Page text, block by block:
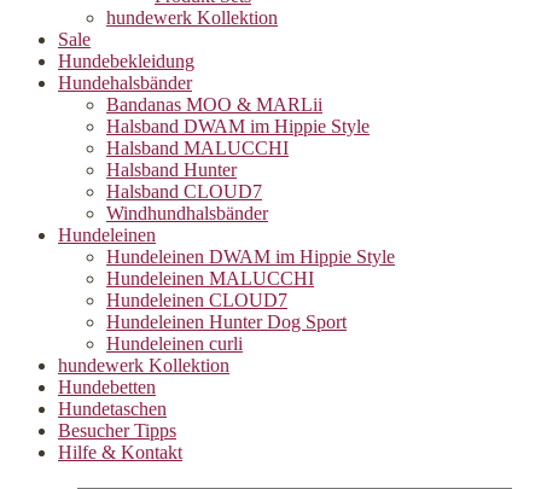
hundewerk Kollektion
Sale
Hundebekleidung
Hundehalsbänder
Bandanas MOO & MARLii
Halsband DWAM im Hippie Style
Halsband MALUCCHI
Halsband Hunter
Halsband CLOUD7
Windhundhalsbänder
Hundeleinen
Hundeleinen DWAM im Hippie Style
Hundeleinen MALUCCHI
Hundeleinen CLOUD7
Hundeleinen Hunter Dog Sport
Hundeleinen curli
hundewerk Kollektion
Hundebetten
Hundetaschen
Besucher Tipps
Hilfe & Kontakt